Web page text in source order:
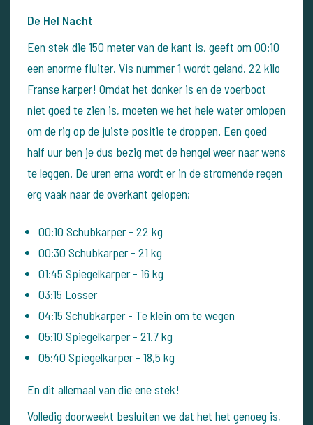
De Hel Nacht
Een stek die 150 meter van de kant is, geeft om 00:10
een enorme fluiter. Vis nummer 1 wordt geland. 22 kilo
Franse karper! Omdat het donker is en de voerboot
niet goed te zien is, moeten we het hele water omlopen
om de rig op de juiste positie te droppen. Een goed
half uur ben je dus bezig met de hengel weer naar wens
te leggen. De uren erna wordt er in de stromende regen
erg vaak naar de overkant gelopen;
00:10 Schubkarper - 22 kg
00:30 Schubkarper - 21 kg
01:45 Spiegelkarper - 16 kg
03:15 Losser
04:15 Schubkarper - Te klein om te wegen
05:10 Spiegelkarper - 21.7 kg
05:40 Spiegelkarper - 18,5 kg
En dit allemaal van die ene stek!
Volledig doorweekt besluiten we dat het het genoeg is,